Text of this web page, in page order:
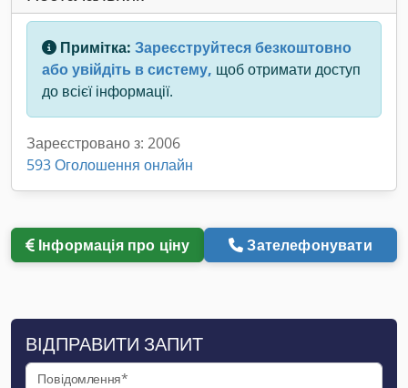
Примітка: Зареєструйтеся безкоштовно
або увійдіть в систему, щоб отримати доступ
до всієї інформації.
Зареєстровано з: 2006
593 Оголошення онлайн
Інформація про ціну Зателефонувати
ВІДПРАВИТИ ЗАПИТ
Повідомлення*